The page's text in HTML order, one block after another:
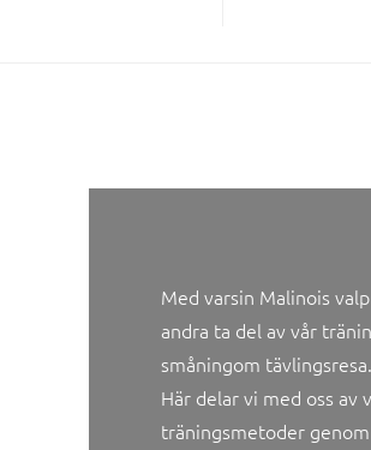
Med varsin Malinois
andra ta del av vår
småningom tävlingsresa.
Här delar vi med oss av
träningsmetoder